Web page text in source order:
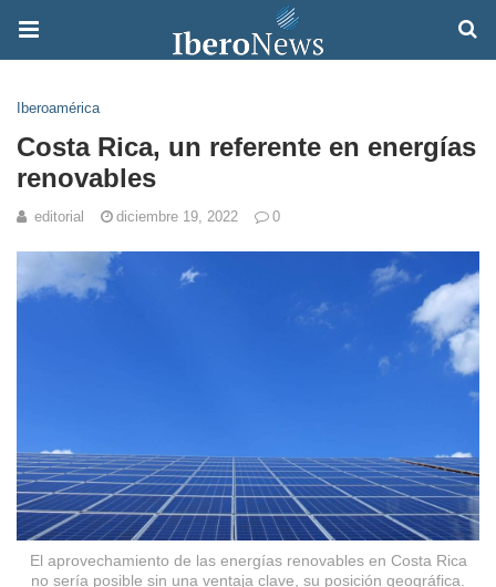
Iberoamérica
Costa Rica, un referente en energías
renovables
editorial diciembre 19, 2022 0
El aprovechamiento de las energías renovables en Costa Rica
no sería posible sin una ventaja clave, su posición geográfica.